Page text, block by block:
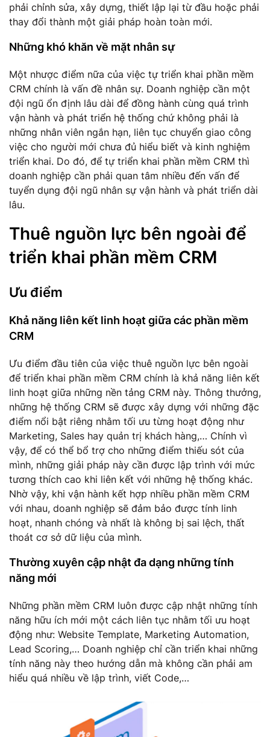
phải chỉnh sửa, xây dựng, thiết lập lại từ đầu hoặc phải
thay đổi thành một giải pháp hoàn toàn mới.
Những khó khăn về mặt nhân sự
Một nhược điểm nữa của việc tự triển khai phần mềm
CRM chính là vấn đề nhân sự. Doanh nghiệp cần một
đội ngũ ổn định lâu dài để đồng hành cùng quá trình
vận hành và phát triển hệ thống chứ không phải là
những nhân viên ngắn hạn, liên tục chuyển giao công
việc cho người mới chưa đủ hiểu biết và kinh nghiệm
triển khai. Do đó, để tự triển khai phần mềm CRM thì
doanh nghiệp cần phải quan tâm nhiều đến vấn để
tuyển dụng đội ngũ nhân sự vận hành và phát triển dài
lâu.
Thuê nguồn lực bên ngoài để
triển khai phần mềm CRM
Ưu điểm
Khả năng liên kết linh hoạt giữa các phần mềm
CRM
Ưu điểm đầu tiên của việc thuê nguồn lực bên ngoài
để triển khai phần mềm CRM chính là khả năng liên kết
linh hoạt giữa những nền tảng CRM này. Thông thưởng,
những hệ thống CRM sẽ được xây dựng với những đặc
điểm nổi bật riêng nhằm tối ưu từng hoạt động như
Marketing, Sales hay quản trị khách hàng,… Chính vì
vậy, để có thể bổ trợ cho những điểm thiếu sót của
mình, những giải pháp này cần được lập trình với mức
tương thích cao khi liên kết với những hệ thống khác.
Nhờ vậy, khi vận hành kết hợp nhiều phần mềm CRM
với nhau, doanh nghiệp sẽ đảm bảo được tính linh
hoạt, nhanh chóng và nhất là không bị sai lệch, thất
thoát cơ sở dữ liệu của mình.
Thường xuyên cập nhật đa dạng những tính
năng mới
Những phần mềm CRM luôn được cập nhật những tính
năng hữu ích mới một cách liên tục nhằm tối ưu hoạt
động như: Website Template, Marketing Automation,
Lead Scoring,… Doanh nghiệp chỉ cần triển khai những
tính năng này theo hướng dẫn mà không cần phải am
hiểu quá nhiều về lập trình, viết Code,…